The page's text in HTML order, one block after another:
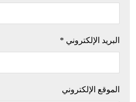
البريد الإلكتروني *
الموقع الإلكتروني